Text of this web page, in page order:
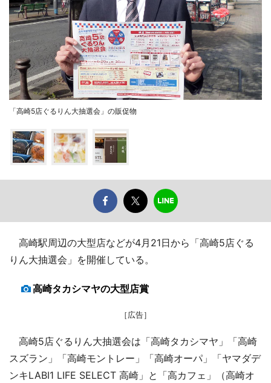
「高崎5店ぐるりん大抽選会」の販促物
高崎駅周辺の大型店などが4月21日から「高崎5店ぐる
りん大抽選会」を開催している。
高崎タカシマヤの大型店賞
［広告］
高崎5店ぐるりん大抽選会は「高崎タカシマヤ」「高崎
スズラン」「高崎モントレー」「高崎オーパ」「ヤマダデ
ンキLABI1 LIFE SELECT 高崎」と「高カフェ」（高崎オ